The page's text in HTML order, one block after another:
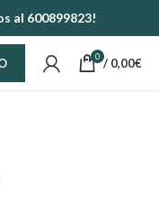
al 600899823!
0 / 0,00€